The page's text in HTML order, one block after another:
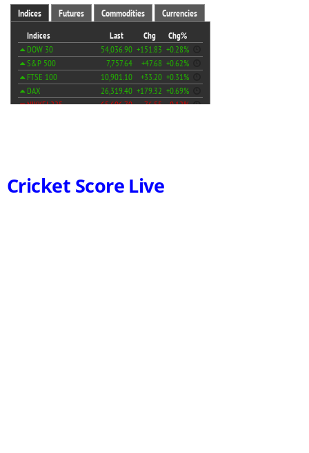
Cricket Score Live